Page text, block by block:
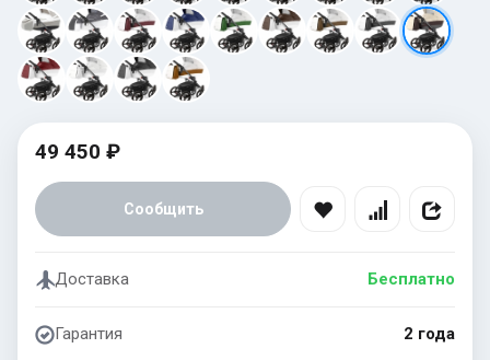
49 450 ₽
Сообщить
Доставка Бесплатно
Гарантия 2 года